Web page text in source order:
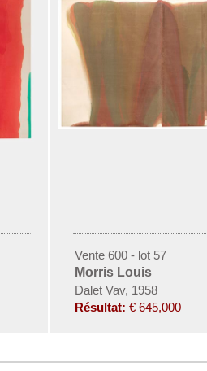
Vente 600 - lot 57
Morris Louis
Dalet Vav, 1958
Résultat: € 645,000